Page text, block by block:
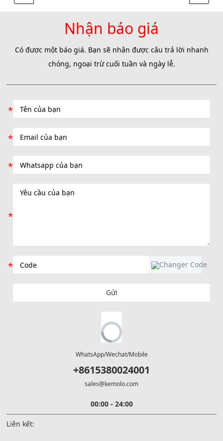
Nhận báo giá
Có được một báo giá. Bạn sẽ nhận được câu trả lời nhanh
chóng, ngoại trừ cuối tuần và ngày lễ.
Gửi
WhatsApp/Wechat/Mobile
+8615380024001
sales@kemolo.com
00:00 - 24:00
Liên kết: